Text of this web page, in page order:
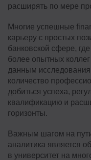
расширять по мере
Многие успешные
карьеру с простых
банковской сфере,
более опытных
данным
количество
добиться успеха,
квалификацию и
горизонты.
Важным шагом на
аналитика является
в университет на